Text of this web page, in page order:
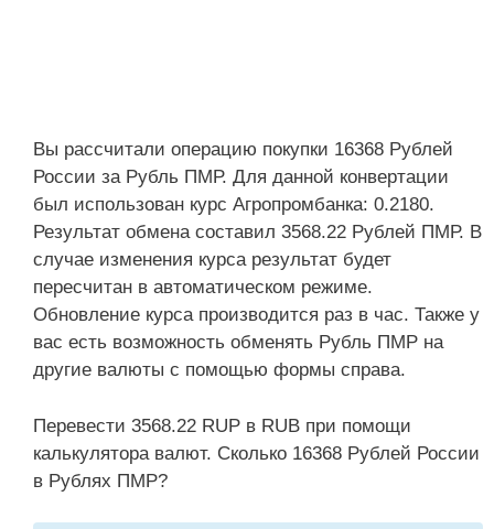
Вы рассчитали операцию покупки 16368 Рублей
России за Рубль ПМР. Для данной конвертации
был использован курс Агропромбанка: 0.2180.
Результат обмена составил 3568.22 Рублей ПМР. В
случае изменения курса результат будет
пересчитан в автоматическом режиме.
Обновление курса производится раз в час. Также у
вас есть возможность обменять Рубль ПМР на
другие валюты с помощью формы справа.
Перевести 3568.22 RUP в RUB при помощи
калькулятора валют. Сколько 16368 Рублей России
в Рублях ПМР?